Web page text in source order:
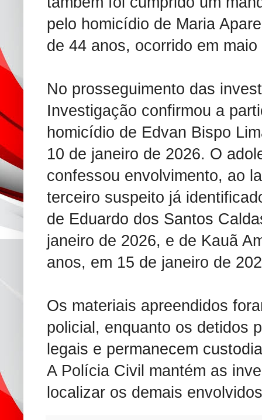
pelo homicídio de Maria
de 44 anos, ocorrido em
No prosseguimento das
Investigação confirmou a
homicídio de Edvan Bispo
10 de janeiro de 2026. O
confessou envolvimento, ao
terceiro suspeito já
de Eduardo dos Santos
janeiro de 2026, e de Kauã
anos, em 15 de janeiro de
Os materiais apreendidos
policial, enquanto os detidos
legais e permanecem
A Polícia Civil mantém as
localizar os demais